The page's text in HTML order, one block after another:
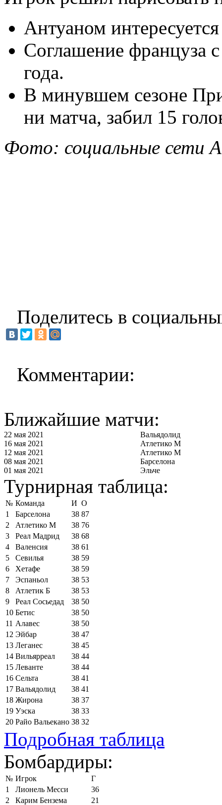
Антуаном
Соглашение француза
года.
В минувшем сезоне
ни матча, забил 15
Фото: социальные сети
Поделитесь в
Комментарии:
Ближайшие матчи:
22 мая 2021
Вальядолид
16 мая 2021
Атлетико М
12 мая 2021
Атлетико М
08 мая 2021
Барселона
01 мая 2021
Эльче
Турнирная таблица:
№ Команда И О
1
Барселона 38 87
2
Атлетико М 38 76
3
Реал Мадрид 38 68
4
Валенсия 38 61
5
Севилья 38 59
6
Хетафе 38 59
7
Эспаньол 38 53
8
Атлетик Б 38 53
9
Реал Сосьедад 38 50
10 Бетис 38 50
11 Алавес 38 50
12 Эйбар 38 47
13 Леганес 38 45
14 Вильярреал 38 44
15 Леванте 38 44
16 Сельта 38 41
17 Вальядолид 38 41
18 Жирона 38 37
19 Уэска 38 33
20 Райо Вальекано 38 32
Подробная таблица
Бомбардиры:
№ Игрок
Г
1
Лионель Месси
36
2
Карим Бензема
21